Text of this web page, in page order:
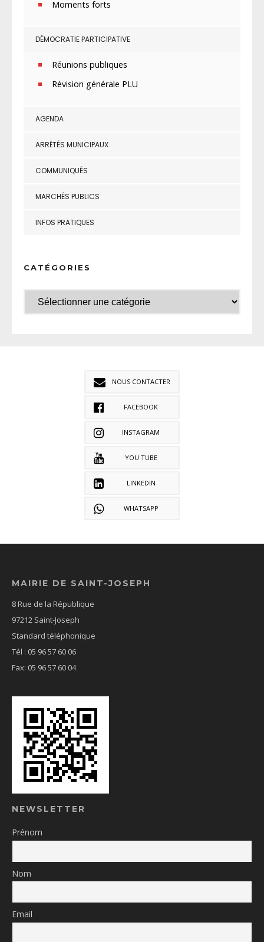
Moments forts
DÉMOCRATIE PARTICIPATIVE
Réunions publiques
Révision générale PLU
AGENDA
ARRÊTÉS MUNICIPAUX
COMMUNIQUÉS
MARCHÉS PUBLICS
INFOS PRATIQUES
CATÉGORIES
NOUS CONTACTER
FACEBOOK
INSTAGRAM
YOU TUBE
LINKEDIN
WHATSAPP
MAIRIE DE SAINT-JOSEPH
8 Rue de la République
97212 Saint-Joseph
Standard téléphonique
Tél : 05 96 57 60 06
Fax: 05 96 57 60 04
NEWSLETTER
Prénom
Nom
Email